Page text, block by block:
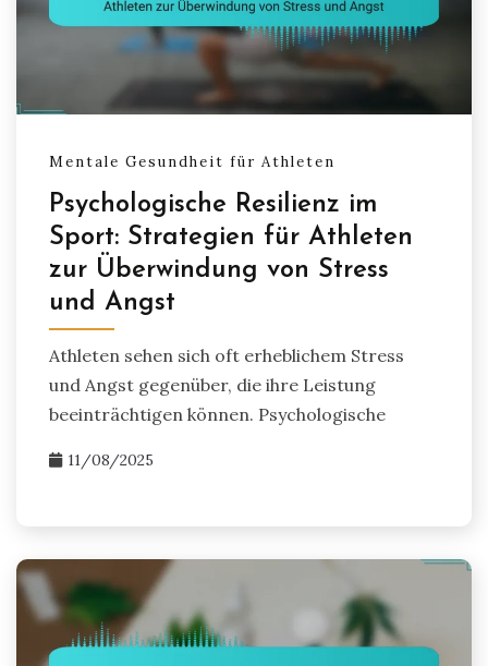
Mentale Gesundheit für Athleten
Psychologische Resilienz im
Sport: Strategien für Athleten
zur Überwindung von Stress
und Angst
Athleten sehen sich oft erheblichem Stress
und Angst gegenüber, die ihre Leistung
beeinträchtigen können. Psychologische
11/08/2025